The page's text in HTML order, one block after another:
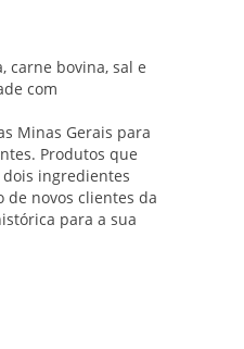
carne bovina, sal e
com
Minas Gerais para
Produtos que
ingredientes
novos clientes da
para a sua